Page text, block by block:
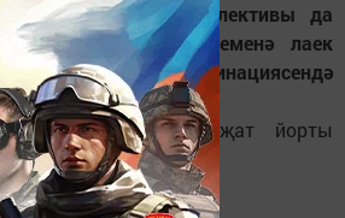
хореография коллективы да
Лауреат исеменә лаек
яхшы костюм" номинациясендә
"Балкыш" балалар иҗат йорты
җитәкчелек итә.